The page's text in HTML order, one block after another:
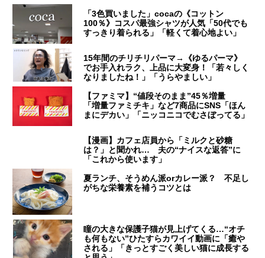
「3色買いました」cocaの《コットン
100％》コスパ最強シャツが人気「50代でも
すっきり着られる」「軽くて着心地よい」
15年間のチリチリパーマ→《ゆるパーマ》
でお手入れラク、上品に大変身！「若々しく
なりましたね！」「うらやましい」
【ファミマ】“値段そのまま”45％増量
「増量ファミチキ」など7商品にSNS「ほん
まにデカい」「ニッコニコでむさぼってる」
【漫画】カフェ店員から「ミルクと砂糖
は？」と聞かれ… 夫の“ナイスな返答”に
「これから使います」
夏ランチ、そうめん派orカレー派？ 不足し
がちな栄養素を補うコツとは
瞳の大きな保護子猫が見上げてくる…“オチ
も何もない”ひたすらカワイイ動画に「癒や
される」「きっとすごく美しい猫に成長する